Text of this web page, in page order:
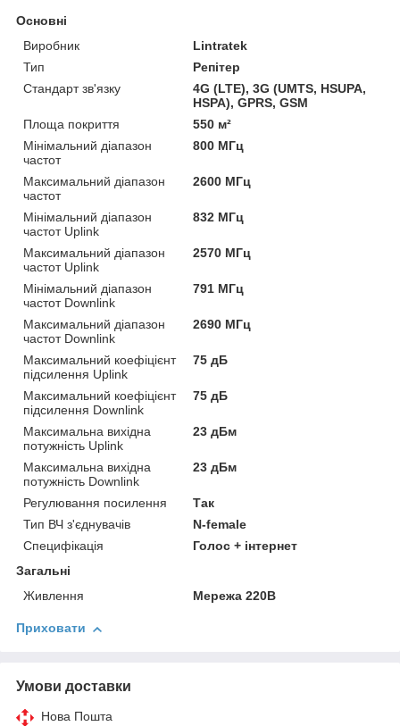
Основні
Виробник
Lintratek
Тип
Репітер
Стандарт зв'язку
4G (LTE), 3G (UMTS, HSUPA,
HSPA), GPRS, GSM
Площа покриття
550 м²
Мінімальний діапазон
частот
800 МГц
Максимальний діапазон
частот
2600 МГц
Мінімальний діапазон
частот Uplink
832 МГц
Максимальний діапазон
частот Uplink
2570 МГц
Мінімальний діапазон
частот Downlink
791 МГц
Максимальний діапазон
частот Downlink
2690 МГц
Максимальний коефіцієнт
підсилення Uplink
75 дБ
Максимальний коефіцієнт
підсилення Downlink
75 дБ
Максимальна вихідна
потужність Uplink
23 дБм
Максимальна вихідна
потужність Downlink
23 дБм
Регулювання посилення
Так
Тип ВЧ з'єднувачів
N-female
Специфікація
Голос + інтернет
Загальні
Живлення
Мережа 220В
Приховати
Умови доставки
Нова Пошта